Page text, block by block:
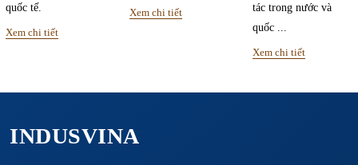
quốc tế.
Xem chi tiết
Xem chi tiết
tác trong nước và
quốc ...
Xem chi tiết
INDUSVINA